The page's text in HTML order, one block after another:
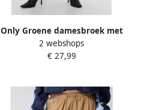
Only Groene damesbroek met
rits en knoop Green Dames
2 webshops
€ 27,99